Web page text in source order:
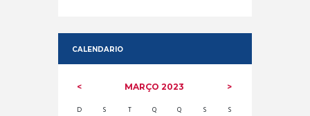
CALENDARIO
MARÇO 2023
D S T Q Q S S